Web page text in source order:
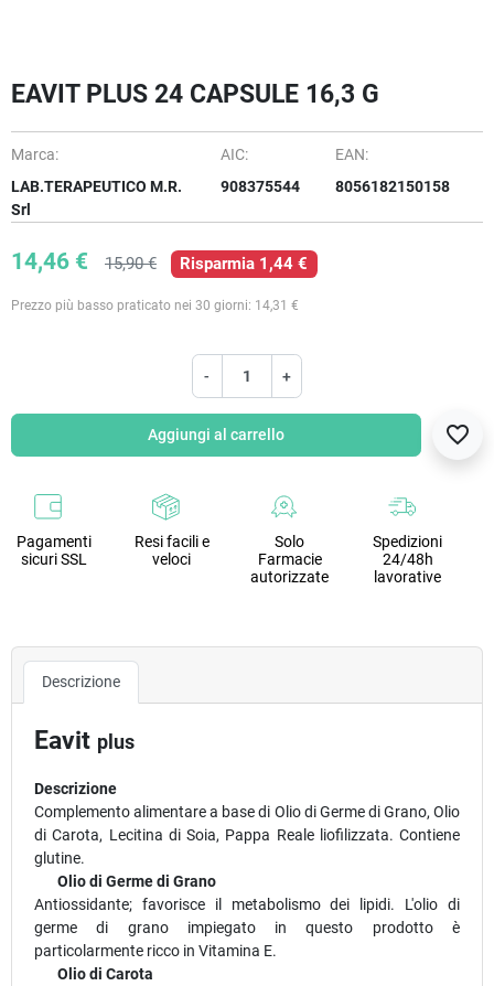
EAVIT PLUS 24 CAPSULE 16,3 G
Marca:
LAB.TERAPEUTICO M.R.
Srl
AIC:
908375544
EAN:
8056182150158
14,46 € 15,90 € Risparmia 1,44 €
Prezzo più basso praticato nei 30 giorni: 14,31 €
- +
Aggiungi al carrello favorite_border
Pagamenti
sicuri SSL
Resi facili e
veloci
Solo
Farmacie
autorizzate
Spedizioni
24/48h
lavorative
Descrizione
Eavit plus
Descrizione
Complemento alimentare a base di Olio di Germe di Grano, Olio
di Carota, Lecitina di Soia, Pappa Reale liofilizzata. Contiene
glutine.
Olio di Germe di Grano
Antiossidante; favorisce il metabolismo dei lipidi. L'olio di
germe di grano impiegato in questo prodotto è
particolarmente ricco in Vitamina E.
Olio di Carota